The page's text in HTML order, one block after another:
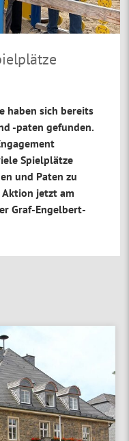
haben sich bereits
-paten gefunden.
Spielplätze
und Paten zu
jetzt am
Graf-Engelbert-